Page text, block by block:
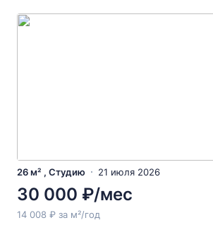
26 м² , Студию 21 июля 2026
30 000 ₽/мес
14 008 ₽ за м²/год